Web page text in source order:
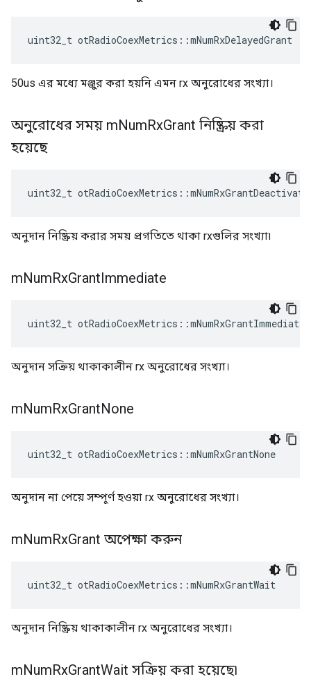
uint32_t otRadioCoexMetrics ::mNumRxDelayedGrant
50us এর মধ্যে মঞ্জুর করা হয়নি এমন rx অনুরোধের সংখ্যা।
অনুরোধের সময় mNumRxGrant নিষ্ক্রিয় করা
হয়েছে
uint32_t otRadioCoexMetrics ::
অনুদান নিষ্ক্রিয় করার সময় প্রগতিতে থাকা rxগুলির সংখ্যা৷
mNumRxGrantImmediate
uint32_t otRadioCoexMetrics ::mNumRxGrantImmediate
অনুদান সক্রিয় থাকাকালীন rx অনুরোধের সংখ্যা।
mNumRxGrantNone
uint32_t otRadioCoexMetrics ::mNumRxGrantNone
অনুদান না পেয়ে সম্পূর্ণ হওয়া rx অনুরোধের সংখ্যা।
mNumRxGrant অপেক্ষা করুন
uint32_t otRadioCoexMetrics ::mNumRxGrantWait
অনুদান নিষ্ক্রিয় থাকাকালীন rx অনুরোধের সংখ্যা।
mNumRxGrantWait সক্রিয় করা হয়েছে৷